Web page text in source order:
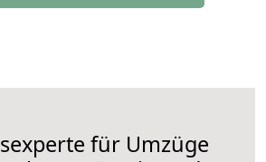
für Umzüge